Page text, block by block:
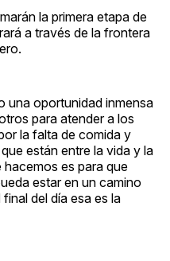
la primera etapa de
a través de la frontera
una oportunidad inmensa
para atender a los
la falta de comida y
están entre la vida y la
hacemos es para que
estar en un camino
del día esa es la